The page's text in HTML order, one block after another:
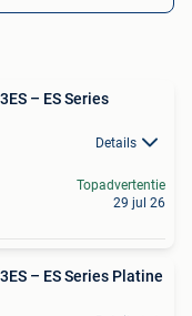
– ES Series
Details
Topadvertentie
29 jul 26
– ES Series Platine